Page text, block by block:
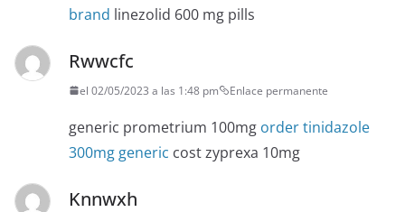
brand linezolid 600 mg pills
Rwwcfc
el 02/05/2023 a las 1:48 pm Enlace permanente
generic prometrium 100mg order tinidazole
300mg generic cost zyprexa 10mg
Knnwxh